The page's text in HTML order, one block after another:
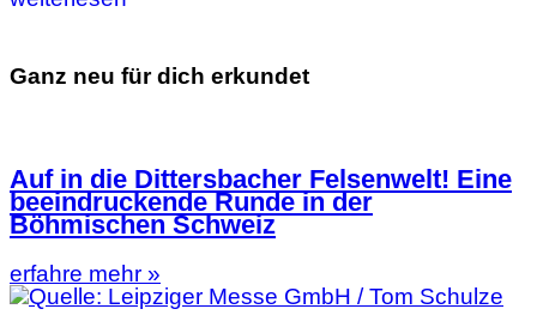
Ganz neu für dich erkundet
Auf in die Dittersbacher Felsenwelt! Eine
beeindruckende Runde in der
Böhmischen Schweiz
erfahre mehr »